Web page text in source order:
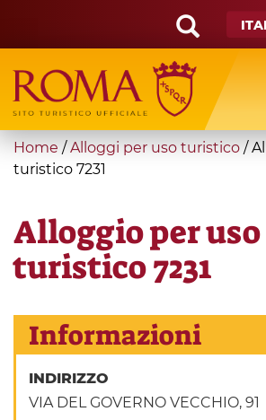
main
content
Search
form
Cerca
You
are
Home / Alloggi per uso turistico /
turistico 7231
Alloggio per uso
turistico 7231
Informazioni
INDIRIZZO
VIA DEL GOVERNO VECCHIO, 91